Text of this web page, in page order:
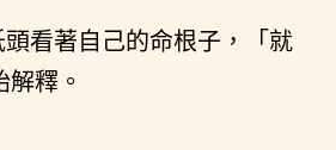
看著自己的命根子，「就
釋。